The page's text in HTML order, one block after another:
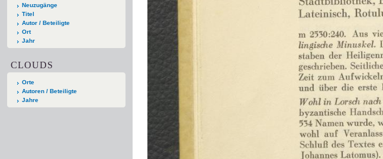
Neuzugänge
Titel
Autor / Beteiligte
Ort
Jahr
CLOUDS
Orte
Autoren / Beteiligte
Jahre